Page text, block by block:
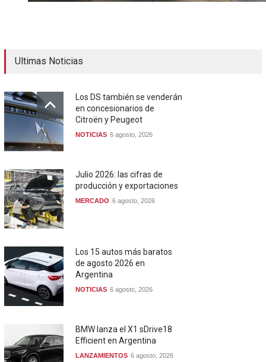
Ultimas Noticias
Los DS también se venderán
en concesionarios de
Citroën y Peugeot
NOTICIAS 6 agosto, 2026
Julio 2026: las cifras de
producción y exportaciones
MERCADO 6 agosto, 2026
Los 15 autos más baratos
de agosto 2026 en
Argentina
NOTICIAS 6 agosto, 2026
BMW lanza el X1 sDrive18
Efficient en Argentina
LANZAMIENTOS 6 agosto, 2026